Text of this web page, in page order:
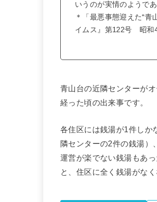
いうのが実情のようであ
＊「最悪事態迎えた“
イムス』第122号 昭和
青山台の近隣センターが
経った頃の出来事です。
各住区には銭湯が1件しか
隣センターの2件の銭湯）
運営が楽でない銭湯もあ
と、住区に全く銭湯がな